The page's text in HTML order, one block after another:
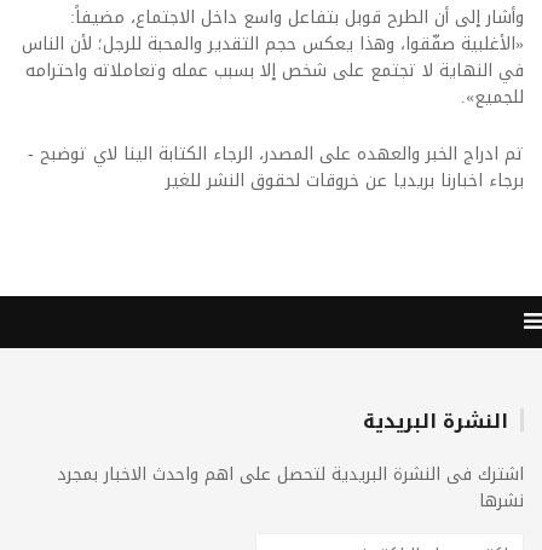
وأشار إلى أن الطرح قوبل بتفاعل واسع داخل الاجتماع، مضيفاً:
«الأغلبية صفّقوا، وهذا يعكس حجم التقدير والمحبة للرجل؛ لأن الناس
في النهاية لا تجتمع على شخص إلا بسبب عمله وتعاملاته واحترامه
للجميع».
تم ادراج الخبر والعهده على المصدر، الرجاء الكتابة الينا لاي توضبح -
برجاء اخبارنا بريديا عن خروقات لحقوق النشر للغير
النشرة البريدية
اشترك فى النشرة البريدية لتحصل على اهم واحدث الاخبار بمجرد
نشرها